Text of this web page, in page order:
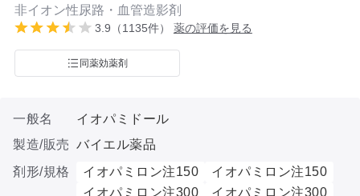
非イオン性尿路・血管造影剤
3.9（1135件） 薬の評価を見る
同薬効薬剤
一般名
イオパミドール
製造/販売 バイエル薬品
剤形/規格
イオパミロン注150
イオパミロン注150
イオパミロン注300
イオパミロン注300